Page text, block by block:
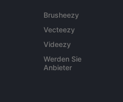
Brusheezy
Vecteezy
Videezy
Werden Sie
Anbieter